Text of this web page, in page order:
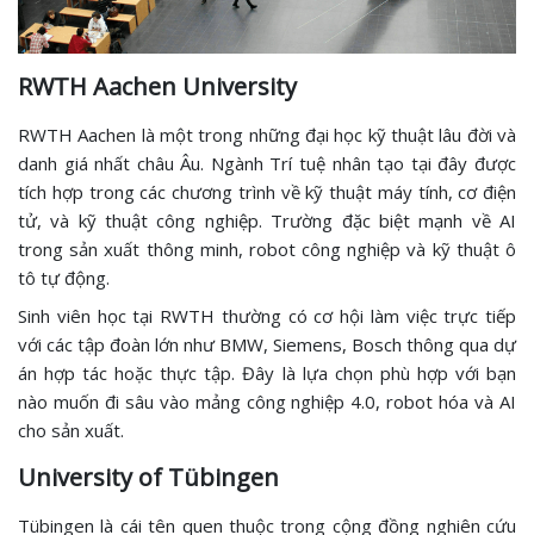
RWTH Aachen University
RWTH Aachen là một trong những đại học kỹ thuật lâu đời và
danh giá nhất châu Âu. Ngành Trí tuệ nhân tạo tại đây được
tích hợp trong các chương trình về kỹ thuật máy tính, cơ điện
tử, và kỹ thuật công nghiệp. Trường đặc biệt mạnh về AI
trong sản xuất thông minh, robot công nghiệp và kỹ thuật ô
tô tự động.
Sinh viên học tại RWTH thường có cơ hội làm việc trực tiếp
với các tập đoàn lớn như BMW, Siemens, Bosch thông qua dự
án hợp tác hoặc thực tập. Đây là lựa chọn phù hợp với bạn
nào muốn đi sâu vào mảng công nghiệp 4.0, robot hóa và AI
cho sản xuất.
University of Tübingen
Tübingen là cái tên quen thuộc trong cộng đồng nghiên cứu